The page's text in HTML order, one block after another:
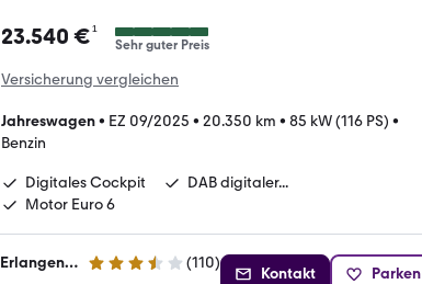
23.540 €¹
Sehr guter Preis
Versicherung vergleichen
Jahreswagen• EZ 09/2025 • 20.350 km • 85 kW (116 PS) •
Benzin
Digitales Cockpit
DAB digitaler...
Motor Euro 6
Škoda Erlangen | Feser-Biemann Erlangen GmbH 3.3 Sterne (110)
Kontakt Parken